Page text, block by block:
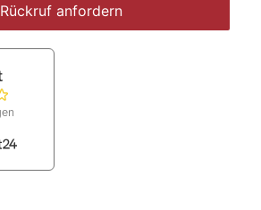
Rückruf anfordern